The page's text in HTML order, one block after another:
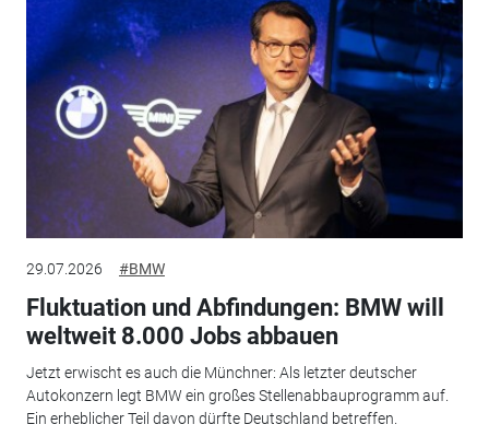
29.07.2026 #BMW
Fluktuation und Abfindungen: BMW will
weltweit 8.000 Jobs abbauen
Jetzt erwischt es auch die Münchner: Als letzter deutscher
Autokonzern legt BMW ein großes Stellenabbauprogramm auf.
Ein erheblicher Teil davon dürfte Deutschland betreffen.